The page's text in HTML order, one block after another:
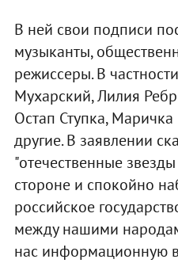
В ней свои подписи
музыканты,
режиссеры. В
Мухарский, Лилия
Остап Ступка,
другие. В заявлении
"отечественные
стороне и спокойно
российское
между нашими
нас информационную